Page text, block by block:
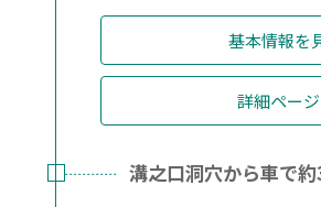
基本情報を
詳細ペー
溝之口洞穴から車で